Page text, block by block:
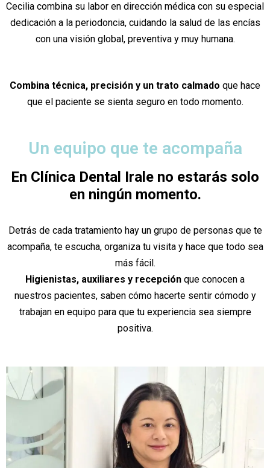
Cecilia combina su labor en dirección médica con su especial
dedicación a la periodoncia, cuidando la salud de las encías
con una visión global, preventiva y muy humana.
Combina técnica, precisión y un trato calmado que hace
que el paciente se sienta seguro en todo momento.
Un equipo que te acompaña
En Clínica Dental Irale no estarás solo
en ningún momento.
Detrás de cada tratamiento hay un grupo de personas que te
acompaña, te escucha, organiza tu visita y hace que todo sea
más fácil.
Higienistas, auxiliares y recepción que conocen a
nuestros pacientes, saben cómo hacerte sentir cómodo y
trabajan en equipo para que tu experiencia sea siempre
positiva.